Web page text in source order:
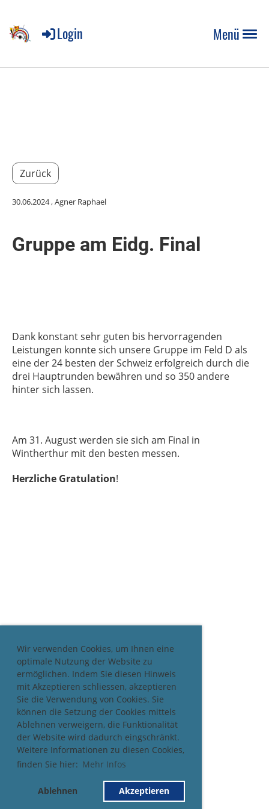
Wir verwenden Cookies, um Ihnen eine
optimale Nutzung der Website zu
ermöglichen. Indem Sie diesen Hinweis
mit Akzeptieren schliessen, akzeptieren
Sie die Verwendung von Cookies. Sie
können die Setzung der Cookies mittels
Ablehnen verweigern, die Funktionalität
der Website wird dadurch eingschränkt.
Weitere Informationen zu diesen Cookies,
finden Sie hier: Mehr Infos
Ablehnen Akzeptieren
Menü
Login
Zurück
30.06.2024, Agner Raphael
Gruppe am Eidg. Final
Dank konstant sehr guten bis hervorragenden
Leistungen konnte sich unsere Gruppe im Feld D als
eine der 24 besten der Schweiz erfolgreich durch die
drei Hauptrunden bewähren und so 350 andere
hinter sich lassen.
Am 31. August werden sie sich am Final in
Wintherthur mit den besten messen.
Herzliche Gratulation!